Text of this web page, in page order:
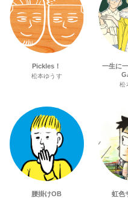
Pickles！
松本ゆうす
一生に
松
腰掛けOB 虹色